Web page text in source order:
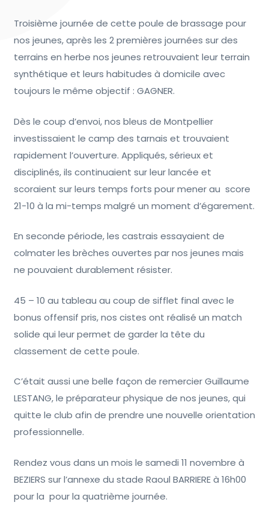
Troisième journée de cette poule de brassage pour
nos jeunes, après les 2 premières journées sur des
terrains en herbe nos jeunes retrouvaient leur terrain
synthétique et leurs habitudes à domicile avec
toujours le même objectif : GAGNER.
Dès le coup d’envoi, nos bleus de Montpellier
investissaient le camp des tarnais et trouvaient
rapidement l’ouverture. Appliqués, sérieux et
disciplinés, ils continuaient sur leur lancée et
scoraient sur leurs temps forts pour mener au score
21-10 à la mi-temps malgré un moment d’égarement.
En seconde période, les castrais essayaient de
colmater les brèches ouvertes par nos jeunes mais
ne pouvaient durablement résister.
45 – 10 au tableau au coup de sifflet final avec le
bonus offensif pris, nos cistes ont réalisé un match
solide qui leur permet de garder la tête du
classement de cette poule.
C’était aussi une belle façon de remercier Guillaume
LESTANG, le préparateur physique de nos jeunes, qui
quitte le club afin de prendre une nouvelle orientation
professionnelle.
Rendez vous dans un mois le samedi 11 novembre à
BEZIERS sur l’annexe du stade Raoul BARRIERE à 16h00
pour la pour la quatrième journée.